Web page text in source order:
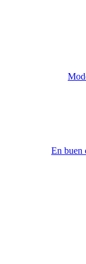
En buen